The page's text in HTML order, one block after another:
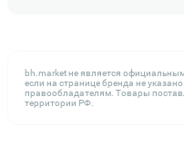
bh.market не является
если на странице бренда не
правообладателям. Товары
территории РФ.